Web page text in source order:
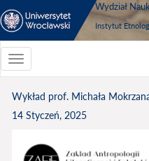
Wydział
Instytut
Toggle
navigationToggle
Wykład prof. Michała
14 Styczeń, 2025